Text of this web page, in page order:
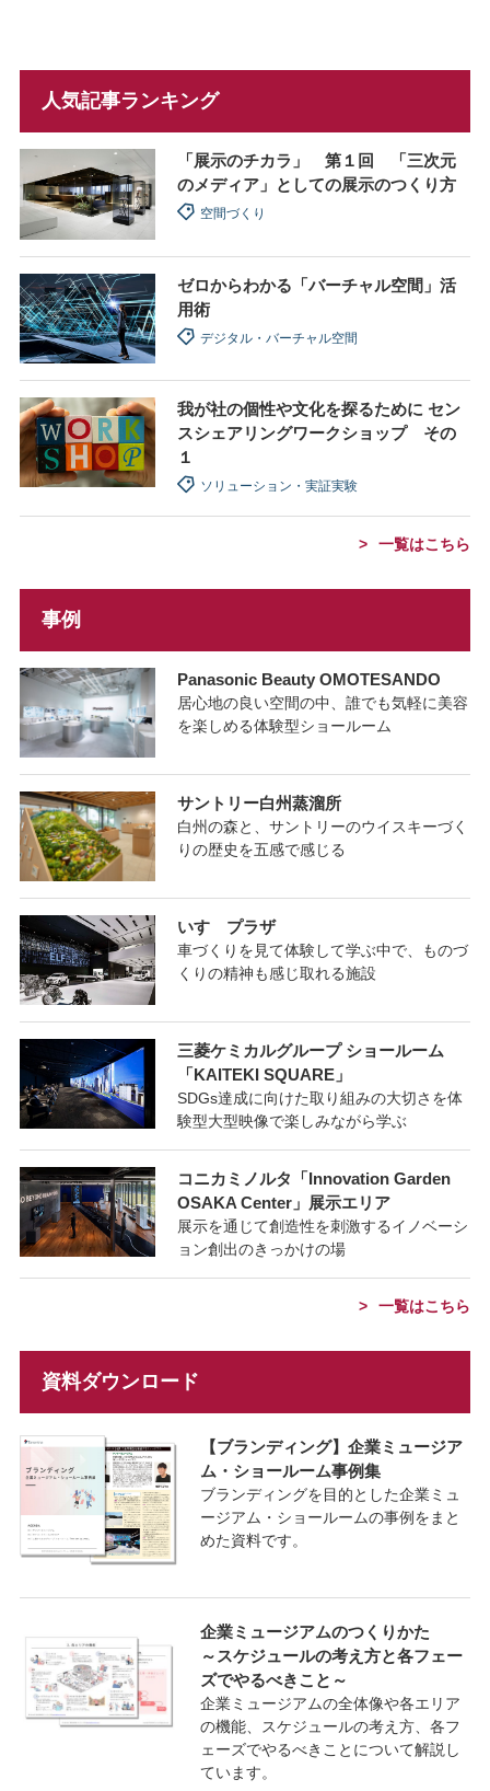
人気記事ランキング
「展示のチカラ」 第１回 「三次元
のメディア」としての展示のつくり方
空間づくり
ゼロからわかる「バーチャル空間」活
用術
デジタル・バーチャル空間
我が社の個性や文化を探るために セン
スシェアリングワークショップ その
１
ソリューション・実証実験
一覧はこちら
事例
Panasonic Beauty OMOTESANDO
居心地の良い空間の中、誰でも気軽に美容
を楽しめる体験型ショールーム
サントリー白州蒸溜所
白州の森と、サントリーのウイスキーづく
りの歴史を五感で感じる
いすゞプラザ
車づくりを見て体験して学ぶ中で、ものづ
くりの精神も感じ取れる施設
三菱ケミカルグループ ショールーム
「KAITEKI SQUARE」
SDGs達成に向けた取り組みの大切さを体
験型大型映像で楽しみながら学ぶ
コニカミノルタ「Innovation Garden
OSAKA Center」展示エリア
展示を通じて創造性を刺激するイノベーシ
ョン創出のきっかけの場
一覧はこちら
資料ダウンロード
【ブランディング】企業ミュージア
ム・ショールーム事例集
ブランディングを目的とした企業ミュ
ージアム・ショールームの事例をまと
めた資料です。
企業ミュージアムのつくりかた
～スケジュールの考え方と各フェー
ズでやるべきこと～
企業ミュージアムの全体像や各エリア
の機能、スケジュールの考え方、各フ
ェーズでやるべきことについて解説し
ています。